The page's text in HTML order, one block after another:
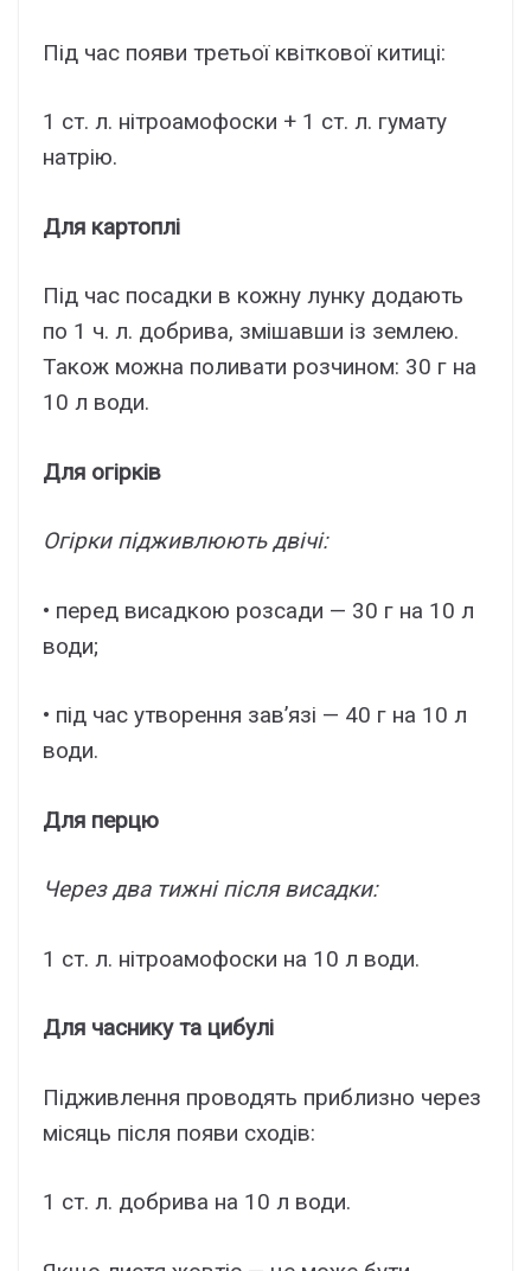
Під час появи третьої квіткової китиці:
1 ст. л. нітроамофоски + 1 ст. л. гумату
натрію.
Для картоплі
Під час посадки в кожну лунку додають
по 1 ч. л. добрива, змішавши із землею.
Також можна поливати розчином: 30 г на
10 л води.
Для огірків
Огірки підживлюють двічі:
• перед висадкою розсади — 30 г на 10 л
води;
• під час утворення зав’язі — 40 г на 10 л
води.
Для перцю
Через два тижні після висадки:
1 ст. л. нітроамофоски на 10 л води.
Для часнику та цибулі
Підживлення проводять приблизно через
місяць після появи сходів:
1 ст. л. добрива на 10 л води.